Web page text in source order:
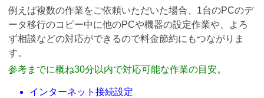
例えば複数の作業をご依頼いただいた場合、1台のPCのデ
ータ移行のコピー中に他のPCや機器の設定作業や、よろ
ず相談などの対応ができるので料金節約にもつながりま
す。
参考までに概ね30分以内で対応可能な作業の目安。
インターネット接続設定